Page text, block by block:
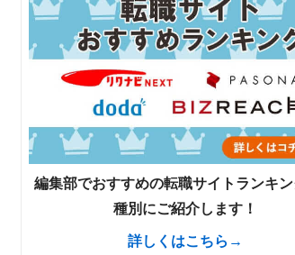
編集部でおすすめの転職サイトランキ
種別にご紹介します！
詳しくはこちら→